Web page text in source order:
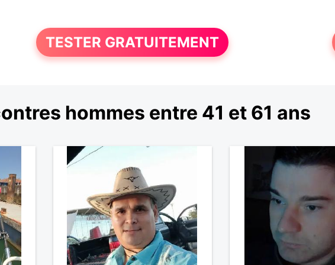
TESTER GRATUITEMENT
hommes entre 41 et 61 ans